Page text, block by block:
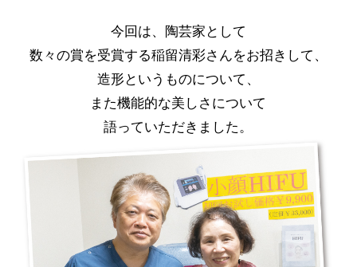
今回は、陶芸家として
数々の賞を受賞する稲留清彩さんをお招きして、
造形というものについて、
また機能的な美しさについて
語っていただきました。